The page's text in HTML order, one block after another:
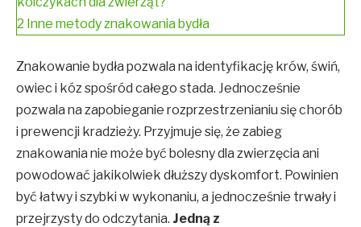
2 Inne metody znakowania bydła
Znakowanie bydła pozwala na identyfikację krów, świń,
owiec i kóz spośród całego stada. Jednocześnie
pozwala na zapobieganie rozprzestrzenianiu się chorób
i prewencji kradzieży. Przyjmuje się, że zabieg
znakowania nie może być bolesny dla zwierzęcia ani
powodować jakikolwiek dłuższy dyskomfort. Powinien
być łatwy i szybki w wykonaniu, a jednocześnie trwały i
przejrzysty do odczytania. Jedną z